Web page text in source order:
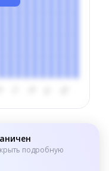
подробную